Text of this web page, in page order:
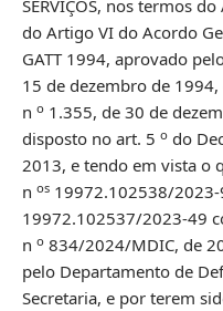
SERVIÇOS, nos termos
do Artigo VI do Acordo
GATT 1994, aprovado
15 de dezembro de
n o 1.355, de 30 de
disposto no art. 5 o do
2013, e tendo em vista o
n os 19972.102538/
19972.102537/2023-49
n o 834/2024/MDIC, de
pelo Departamento de
Secretaria, e por terem